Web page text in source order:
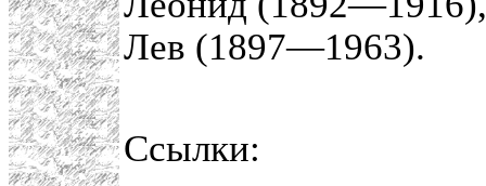
Лев (1897—1963).
Ссылки: